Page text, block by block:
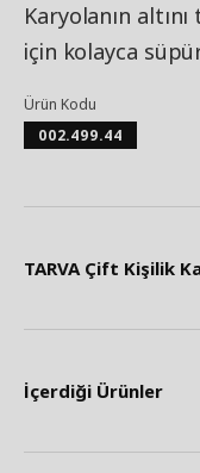
Karyolanın
için kolayca
Ürün Kodu
002.499.44
TARVA Çift Kişilik
İçerdiği Ürünler